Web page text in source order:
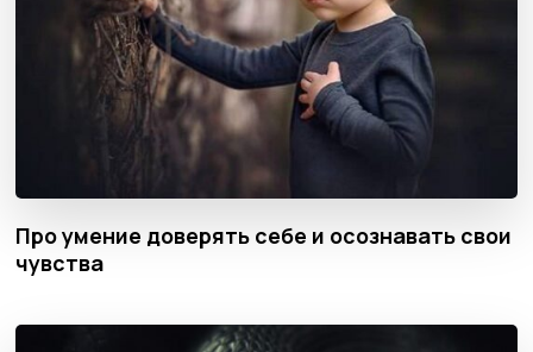
Про умение доверять себе и осознавать свои
чувства